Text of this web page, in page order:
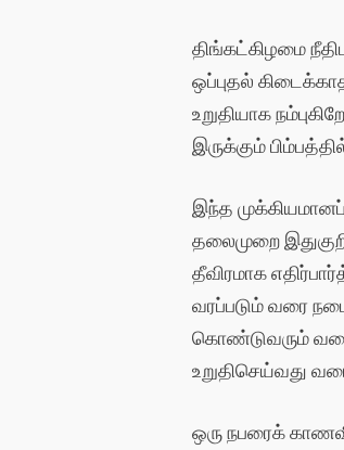
திங்கட்கிழமை
ஒப்புதல்
உறுதியாக
இருக்கும்
இந்த
தலைமுறை
தீவிரமாக
வரப்படும் வரை
கொண்டுவரும்
உறுதிசெய்வது
ஒரு நபரைக்